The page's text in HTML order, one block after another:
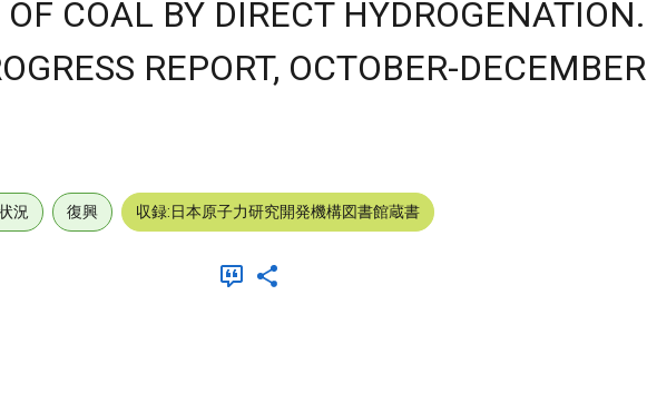
COAL BY DIRECT HYDROGENATION.
REPORT, OCTOBER-DECEMBER
況 復興 収録:日本原子力研究開発機構図書館蔵書